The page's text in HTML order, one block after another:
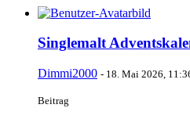
Singlemalt
Dimmi2000 - 18. Mai 2026,
Beitrag